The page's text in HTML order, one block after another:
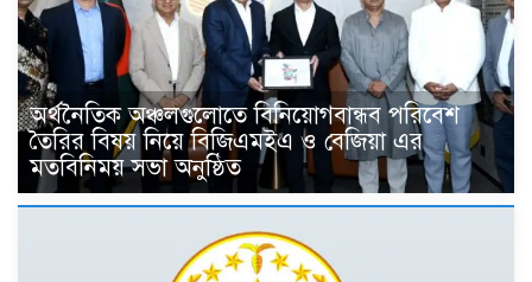
অর্থনৈতিক অঞ্চলগুলোতে বিনিয়োগবান্ধব পরিবেশ
তৈরির বিষয় নিয়ে বিজিএমইএ ও বেজিয়া এর
মতবিনিময় সভা অনুষ্ঠিত